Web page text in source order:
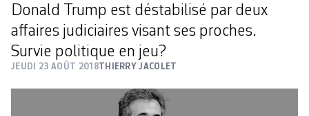
Donald Trump est déstabilisé par deux
affaires judiciaires visant ses proches.
Survie politique en jeu?
JEUDI 23 AOÛT 2018THIERRY JACOLET